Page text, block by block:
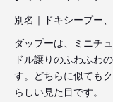
別名｜ドキシープー
ダップーは、ミニチ
ドル譲りのふわふわ
す。どちらに似ても
らしい見た目です。